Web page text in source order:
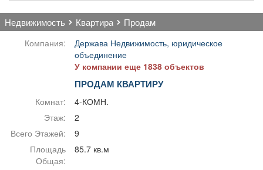
недвижимость квартира продам
Компания:
Держава Недвижимость, юридическое
объединение
У компании еще 1838 объектов
ПРОДАМ КВАРТИРУ
Комнат:
4-КОМН.
Этаж:
2
Всего Этажей:
9
Площадь
Общая:
85.7 кв.м